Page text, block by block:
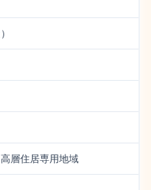
層住居専用地域